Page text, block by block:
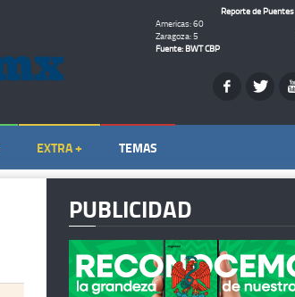
Reporte de Puentes
Americas: 60
Zaragoza: 5
Fuente: BWT CBP
EXTRA + TEMAS
PUBLICIDAD